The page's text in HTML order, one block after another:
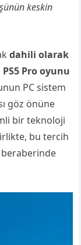
keskin
dahili olarak
Pro oyunu
PC sistem
göz önüne
bir teknoloji
bu tercih
beraberinde